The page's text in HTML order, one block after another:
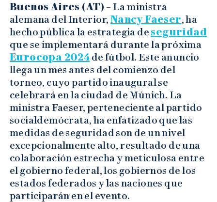
Buenos Aires (AT) – La ministra
alemana del Interior, Nancy Faeser, ha
hecho pública la estrategia de seguridad
que se implementará durante la próxima
Eurocopa 2024 de fútbol. Este anuncio
llega un mes antes del comienzo del
torneo, cuyo partido inaugural se
celebrará en la ciudad de Múnich. La
ministra Faeser, perteneciente al partido
socialdemócrata, ha enfatizado que las
medidas de seguridad son de un nivel
excepcionalmente alto, resultado de una
colaboración estrecha y meticulosa entre
el gobierno federal, los gobiernos de los
estados federados y las naciones que
participarán en el evento.